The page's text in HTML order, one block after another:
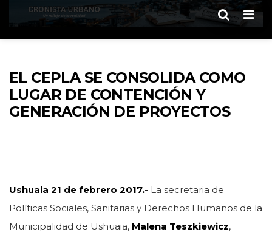
EL CEPLA SE CONSOLIDA COMO
LUGAR DE CONTENCIÓN Y
GENERACIÓN DE PROYECTOS
Ushuaia 21 de febrero 2017.- La secretaria de
Políticas Sociales, Sanitarias y Derechos Humanos de la
Municipalidad de Ushuaia, Malena Teszkiewicz,